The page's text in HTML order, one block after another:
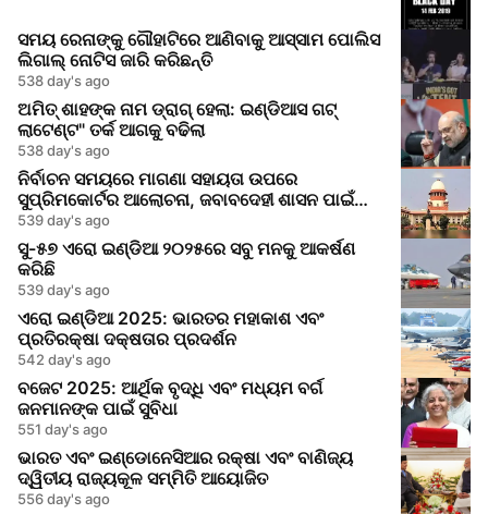
ସମୟ ରେନାଙ୍କୁ ଗୌହାଟିରେ ଆଣିବାକୁ ଆସ୍ସାମ ପୋଲିସ
ଲିଗାଲ୍ ନୋଟିସ ଜାରି କରିଛନ୍ତି
538 day's ago
ଅମିତ୍ ଶାହଙ୍କ ନାମ ଡ୍ରାଗ୍ ହେଲା: ଇଣ୍ଡିଆସ ଗଟ୍
ଲାଟେଣ୍ଟ" ତର୍କ ଆଗକୁ ବଢିଲା
538 day's ago
ନିର୍ବାଚନ ସମୟରେ ମାଗଣା ସହାୟତା ଉପରେ
ସୁପ୍ରିମକୋର୍ଟର ଆଲୋଚନା, ଜବାବଦେହୀ ଶାସନ ପାଇଁ
ଆହ୍ୱାନ
539 day's ago
ସୁ-୫୭ ଏରୋ ଇଣ୍ଡିଆ ୨୦୨୫ରେ ସବୁ ମନକୁ ଆକର୍ଷଣ
କରିଛି
539 day's ago
ଏରୋ ଇଣ୍ଡିଆ 2025: ଭାରତର ମହାକାଶ ଏବଂ
ପ୍ରତିରକ୍ଷା ଦକ୍ଷତାର ପ୍ରଦର୍ଶନ
542 day's ago
ବଜେଟ 2025: ଆର୍ଥିକ ବୃଦ୍ଧି ଏବଂ ମଧ୍ୟମ ବର୍ଗ
ଜନମାନଙ୍କ ପାଇଁ ସୁବିଧା
551 day's ago
ଭାରତ ଏବଂ ଇଣ୍ଡୋନେସିଆର ରକ୍ଷା ଏବଂ ବାଣିଜ୍ୟ
ଦ୍ୱିତୀୟ ରାଜ୍ୟକୂଳ ସମ୍ମିତି ଆୟୋଜିତ
556 day's ago